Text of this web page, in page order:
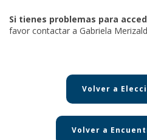
Si tienes problemas para
favor contactar a Gabriela
Volver a
Volver a